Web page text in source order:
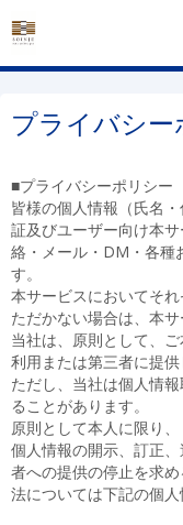
プライバシー
■プライバシーポリシー
皆様の個人情報（氏名
証及びユーザー向け本
絡・メール・DM・各種
す。
本サービスにおいてそ
ただかない場合は、本
当社は、原則として、
利用または第三者に提供
ただし、当社は個人情
ることがあります。
原則として本人に限り
個人情報の開示、訂正
者への提供の停止を求
法については下記の個